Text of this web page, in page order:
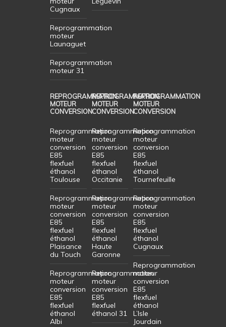
Cugnaux
Reprogrammation
moteur
Launaguet
Reprogrammation
moteur 31
REPROGRAMMATION
MOTEUR
CONVERSION
Reprogrammation
moteur
conversion
E85
flexfuel
éthanol
Toulouse
Reprogrammation
moteur
conversion
E85
flexfuel
éthanol
Plaisance
du Touch
Reprogrammation
moteur
conversion
E85
flexfuel
éthanol
Albi
REPROGRAMMATION
MOTEUR
CONVERSION
Reprogrammation
moteur
conversion
E85
flexfuel
éthanol
Occitanie
Reprogrammation
moteur
conversion
E85
flexfuel
éthanol
Haute
Garonne
Reprogrammation
moteur
conversion
E85
flexfuel
éthanol 31
REPROGRAMMATION
MOTEUR
CONVERSION
Reprogrammation
moteur
conversion
E85
flexfuel
éthanol
Tournefeuille
Reprogrammation
moteur
conversion
E85
flexfuel
éthanol
Cugnaux
Reprogrammation
moteur
conversion
E85
flexfuel
éthanol
L’Isle
Jourdain